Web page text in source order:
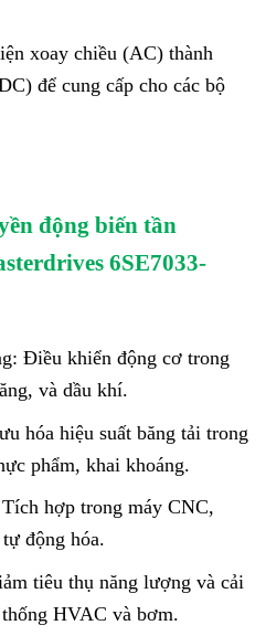
xoay chiều (AC) thành
để cung cấp cho các bộ
động biến tần
6SE7033-
Điều khiển động cơ trong
và dầu khí.
hóa hiệu suất băng tải trong
phẩm, khai khoáng.
hợp trong máy CNC,
động hóa.
tiêu thụ năng lượng và cải
HVAC và bơm.